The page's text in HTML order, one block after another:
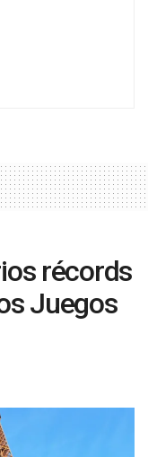
récords
Juegos